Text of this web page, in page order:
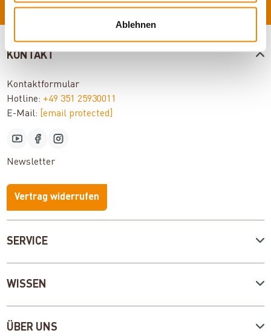
Ablehnen
SERVICE
WISSEN
ÜBER UNS
KONTAKT
Kontaktformular
Hotline: +49 351 25930011
E-Mail:
[email protected]
Newsletter
Vertrag widerrufen